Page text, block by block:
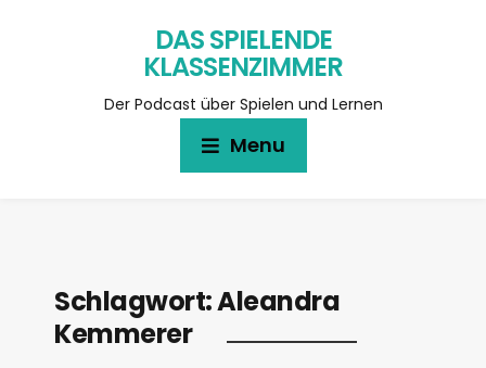
DAS SPIELENDE
KLASSENZIMMER
Der Podcast über Spielen und Lernen
Menu
Schlagwort:Aleandra
Kemmerer